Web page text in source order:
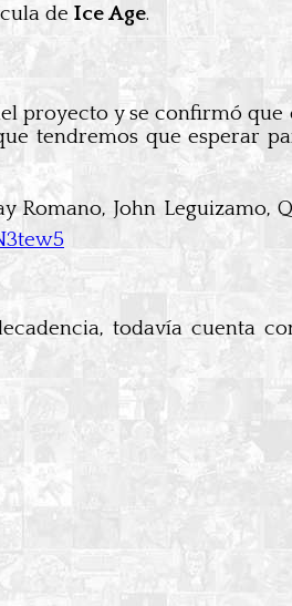
de Ice Age.
proyecto y se confirmó
tendremos que esperar
John Leguizamo,
todavía cuenta